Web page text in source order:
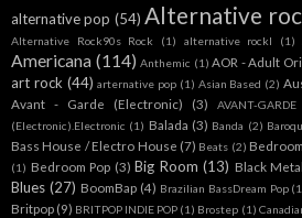
alternative pop (54) Alternative
Alternative Rock90s Rock
(1) alternative rockl (1)
Americana (114) Anthemic (1) AOR - Adult
art rock (44) arternative pop (1) Asian Based (2)
Avant - Garde (Electronic)
(3) AVANT-
(Electronic).Electronic (1) Balada (3) Banda (2)
Bass House / Electro House (7) Beats (2)
(1) Bedroom Pop (3) Big Room (13) Black Metal
Blues (27) BoomBap (4) Brazilian BassDream Pop
Britpop (9) BRITPOP INDIE POP (1) Brostep (1)